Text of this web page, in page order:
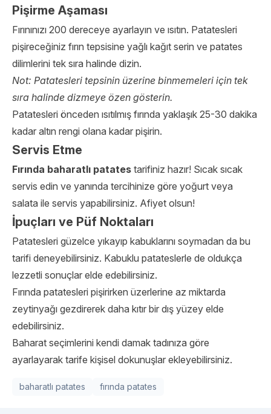
Pişirme Aşaması
Fırınınızı 200 dereceye ayarlayın ve ısıtın. Patatesleri
pişireceğiniz fırın tepsisine yağlı kağıt serin ve patates
dilimlerini tek sıra halinde dizin.
Not: Patatesleri tepsinin üzerine binmemeleri için tek
sıra halinde dizmeye özen gösterin.
Patatesleri önceden ısıtılmış fırında yaklaşık 25-30 dakika
kadar altın rengi olana kadar pişirin.
Servis Etme
Fırında baharatlı patates tarifiniz hazır! Sıcak sıcak
servis edin ve yanında tercihinize göre yoğurt veya
salata ile servis yapabilirsiniz. Afiyet olsun!
İpuçları ve Püf Noktaları
Patatesleri güzelce yıkayıp kabuklarını soymadan da bu
tarifi deneyebilirsiniz. Kabuklu patateslerle de oldukça
lezzetli sonuçlar elde edebilirsiniz.
Fırında patatesleri pişirirken üzerlerine az miktarda
zeytinyağı gezdirerek daha kıtır bir dış yüzey elde
edebilirsiniz.
Baharat seçimlerini kendi damak tadınıza göre
ayarlayarak tarife kişisel dokunuşlar ekleyebilirsiniz.
baharatlı patates fırında patates